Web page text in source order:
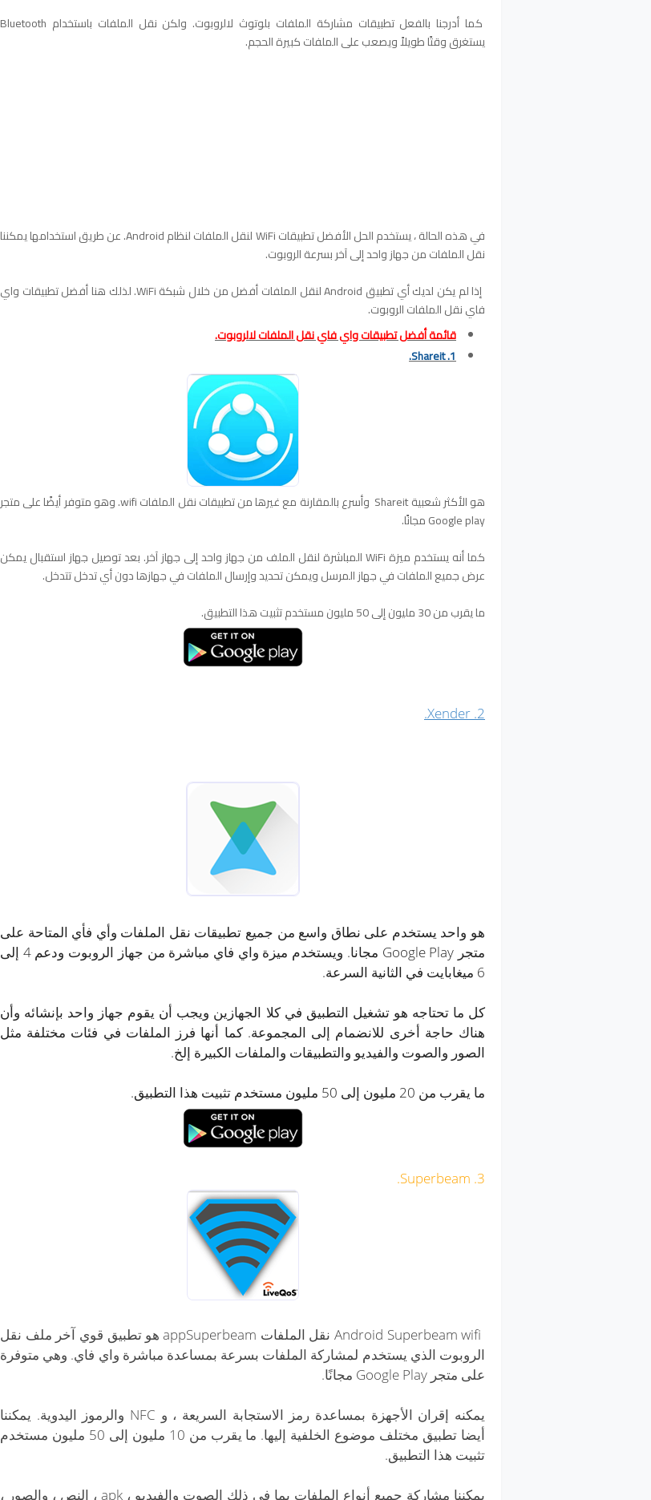
كما أدرجنا بالفعل تطبيقات مشاركة الملفات بلوتوث لالروبوت. ولكن نقل الملفات باستخدام Bluetooth
يستغرق وقتًا طويلاً ويصعب على الملفات كبيرة الحجم.
في هذه الحالة ، يستخدم الحل الأفضل تطبيقات WiFi لنقل الملفات لنظام Android. عن طريق استخدامها يمكننا
نقل الملفات من جهاز واحد إلى آخر بسرعة الروبوت.
إذا لم يكن لديك أي تطبيق Android لنقل الملفات أفضل من خلال شبكة WiFi. لذلك هنا أفضل تطبيقات واي
فاي نقل الملفات الروبوت.
قائمة أفضل تطبيقات واي فاي نقل الملفات لالروبوت.
1. Shareit.
هو الأكثر شعبية Shareit وأسرع بالمقارنة مع غيرها من تطبيقات نقل الملفات wifi. وهو متوفر أيضًا على متجر
Google play مجانًا.
كما أنه يستخدم ميزة WiFi المباشرة لنقل الملف من جهاز واحد إلى جهاز آخر. بعد توصيل جهاز استقبال يمكن
عرض جميع الملفات في جهاز المرسل ويمكن تحديد وإرسال الملفات في جهازها دون أي تدخل تتدخل.
ما يقرب من 30 مليون إلى 50 مليون مستخدم تثبيت هذا التطبيق.
2. Xender.
هو واحد يستخدم على نطاق واسع من جميع تطبيقات نقل الملفات وأي فأي المتاحة على
متجر Google Play مجانا. ويستخدم ميزة واي فاي مباشرة من جهاز الروبوت ودعم 4 إلى
6 ميغابايت في الثانية السرعة.
كل ما تحتاجه هو تشغيل التطبيق في كلا الجهازين ويجب أن يقوم جهاز واحد بإنشائه وأن
هناك حاجة أخرى للانضمام إلى المجموعة. كما أنها فرز الملفات في فئات مختلفة مثل
الصور والصوت والفيديو والتطبيقات والملفات الكبيرة إلخ.
ما يقرب من 20 مليون إلى 50 مليون مستخدم تثبيت هذا التطبيق.
3. Superbeam.
Android Superbeam wifi نقل الملفات appSuperbeam هو تطبيق قوي آخر ملف نقل
الروبوت الذي يستخدم لمشاركة الملفات بسرعة بمساعدة مباشرة واي فاي. وهي متوفرة
على متجر Google Play مجانًا.
يمكنه إقران الأجهزة بمساعدة رمز الاستجابة السريعة ، و NFC والرموز اليدوية. يمكننا
أيضا تطبيق مختلف موضوع الخلفية إليها. ما يقرب من 10 مليون إلى 50 مليون مستخدم
تثبيت هذا التطبيق.
يمكننا مشاركة جميع أنواع الملفات بما في ذلك الصوت والفيديو ، apk ، النص ، والصور ،